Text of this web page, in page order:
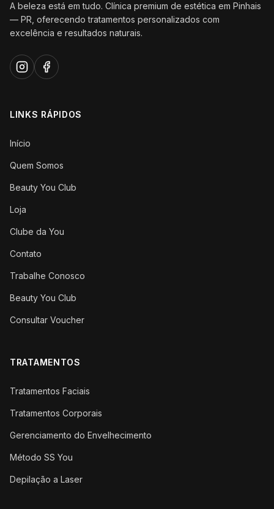
A beleza está em tudo. Clínica premium de estética em Pinhais
— PR, oferecendo tratamentos personalizados com
excelência e resultados naturais.
LINKS RÁPIDOS
Início
Quem Somos
Beauty You Club
Loja
Clube da You
Contato
Trabalhe Conosco
Beauty You Club
Consultar Voucher
TRATAMENTOS
Tratamentos Faciais
Tratamentos Corporais
Gerenciamento do Envelhecimento
Método SS You
Depilação a Laser